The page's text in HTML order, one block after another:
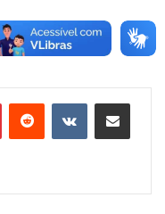
PinterestReddit VK Compartilhar via e-mail